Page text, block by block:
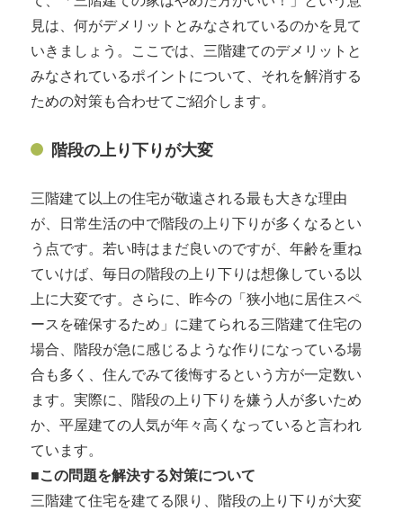
見は、何がデメリットとみなされているのかを見て
いきましょう。ここでは、三階建てのデメリットと
みなされているポイントについて、それを解消する
ための対策も合わせてご紹介します。
階段の上り下りが大変
三階建て以上の住宅が敬遠される最も大きな理由
が、日常生活の中で階段の上り下りが多くなるとい
う点です。若い時はまだ良いのですが、年齢を重ね
ていけば、毎日の階段の上り下りは想像している以
上に大変です。さらに、昨今の「狭小地に居住スペ
ースを確保するため」に建てられる三階建て住宅の
場合、階段が急に感じるような作りになっている場
合も多く、住んでみて後悔するという方が一定数い
ます。実際に、階段の上り下りを嫌う人が多いため
か、平屋建ての人気が年々高くなっていると言われ
ています。
■この問題を解決する対策について
三階建て住宅を建てる限り、階段の上り下りが大変